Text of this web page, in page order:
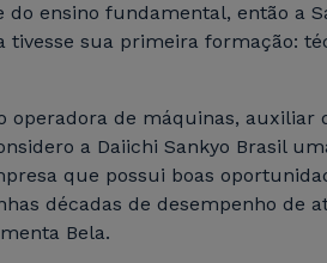
ensino fundamental, então a
sua primeira formação:
de máquinas,
a Daiichi Sankyo Brasil
que possui boas
décadas de desempenho de
Bela.